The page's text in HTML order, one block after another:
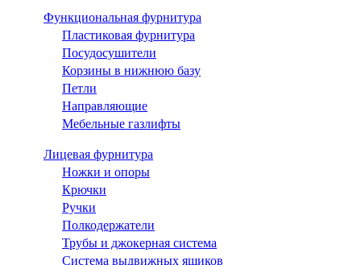
Функциональная фурнитура
Пластиковая фурнитура
Посудосушители
Корзины в нижнюю базу
Петли
Направляющие
Мебельные газлифты
Лицевая фурнитура
Ножки и опоры
Крючки
Ручки
Полкодержатели
Трубы и джокерная система
Система выдвижных ящиков